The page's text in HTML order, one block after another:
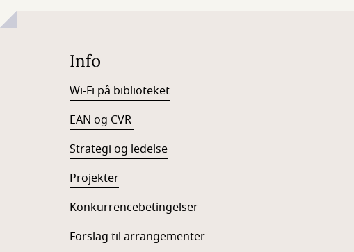
Info
Wi-Fi på biblioteket
EAN og CVR
Strategi og ledelse
Projekter
Konkurrencebetingelser
Forslag til arrangementer